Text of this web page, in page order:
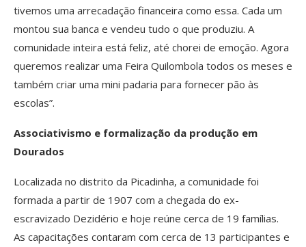
tivemos uma arrecadação financeira como essa. Cada um
montou sua banca e vendeu tudo o que produziu. A
comunidade inteira está feliz, até chorei de emoção. Agora
queremos realizar uma Feira Quilombola todos os meses e
também criar uma mini padaria para fornecer pão às
escolas”.
Associativismo e formalização da produção em
Dourados
Localizada no distrito da Picadinha, a comunidade foi
formada a partir de 1907 com a chegada do ex-
escravizado Dezidério e hoje reúne cerca de 19 famílias.
As capacitações contaram com cerca de 13 participantes e